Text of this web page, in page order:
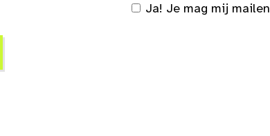
Ja! Je mag mij mailen